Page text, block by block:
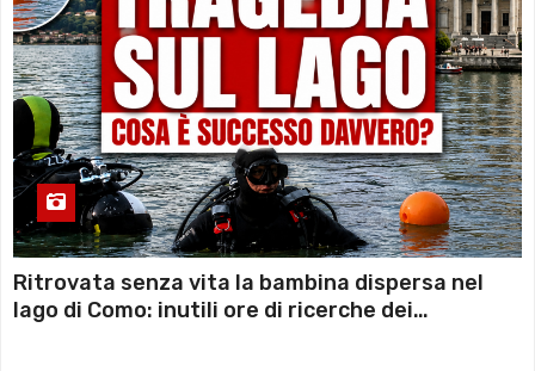
Ritrovata senza vita la bambina dispersa nel
lago di Como: inutili ore di ricerche dei